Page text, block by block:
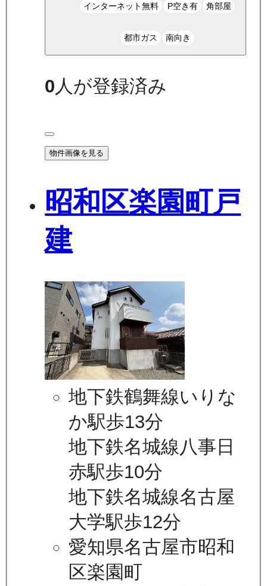
インターネット無料 P空き有 角部屋
都市ガス 南向き
0人が登録済み
物件画像を見る
昭和区楽園町戸
建
地下鉄鶴舞線いりな
か駅歩13分
地下鉄名城線八事日
赤駅歩10分
地下鉄名城線名古屋
大学駅歩12分
愛知県名古屋市昭和
区楽園町